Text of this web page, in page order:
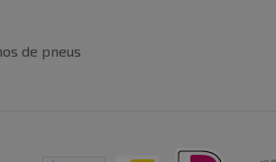
de pneus